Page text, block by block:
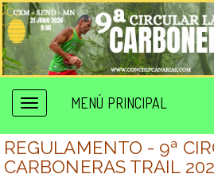
MENÚ PRINCIPAL
REGULAMENTO - 9ª
CARBONERAS TRAIL